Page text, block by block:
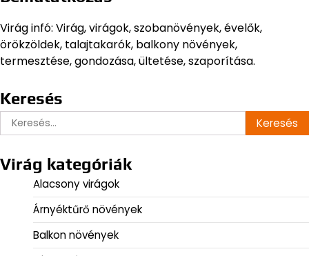
Virág infó: Virág, virágok, szobanövények, évelők,
örökzöldek, talajtakarók, balkony növények,
termesztése, gondozása, ültetése, szaporítása.
Keresés
Keresés:
Virág kategóriák
Alacsony virágok
Árnyéktűrő növények
Balkon növények